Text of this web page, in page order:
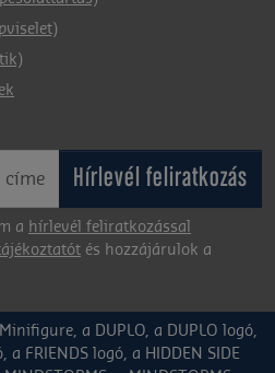
Hírlevél feliratkozás
a hírlevél feliratkozással
és hozzájárulok a
a DUPLO, a DUPLO logó,
a FRIENDS logó, a HIDDEN SIDE